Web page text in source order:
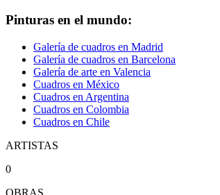
Pinturas en el mundo:
Galería de cuadros en Madrid
Galería de cuadros en Barcelona
Galería de arte en Valencia
Cuadros en México
Cuadros en Argentina
Cuadros en Colombia
Cuadros en Chile
ARTISTAS
0
OBRAS